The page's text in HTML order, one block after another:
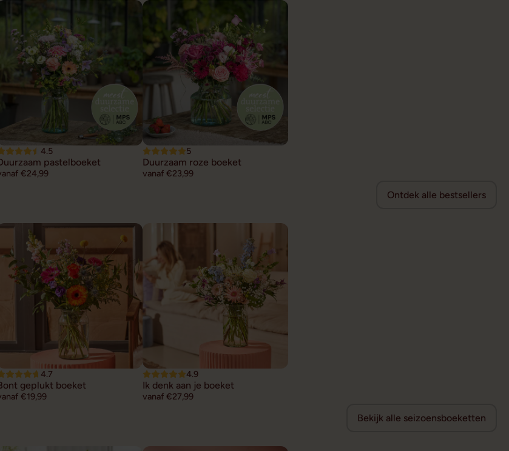
4.5
pastelboeket
€24,99
5
Duurzaam roze boeket
vanaf €23,99
Ontdek alle bestsellers
4.7
geplukt boeket
€19,99
4.9
Ik denk aan je boeket
vanaf €27,99
Bekijk alle seizoensboeketten